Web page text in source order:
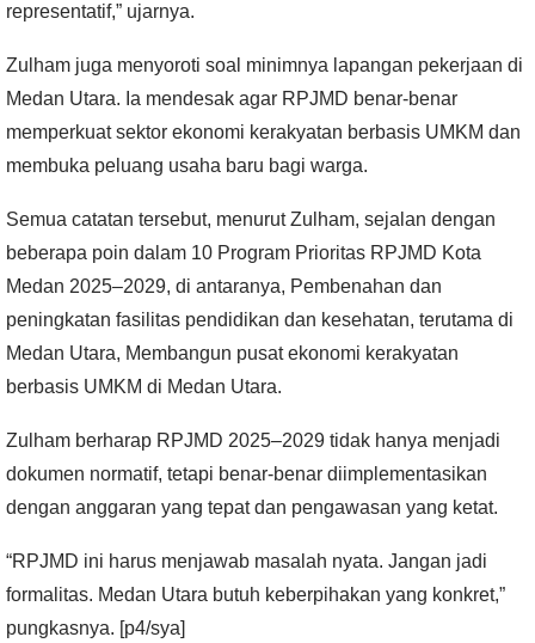
representatif,” ujarnya.
Zulham juga menyoroti soal minimnya lapangan pekerjaan di
Medan Utara. Ia mendesak agar RPJMD benar-benar
memperkuat sektor ekonomi kerakyatan berbasis UMKM dan
membuka peluang usaha baru bagi warga.
Semua catatan tersebut, menurut Zulham, sejalan dengan
beberapa poin dalam 10 Program Prioritas RPJMD Kota
Medan 2025–2029, di antaranya, Pembenahan dan
peningkatan fasilitas pendidikan dan kesehatan, terutama di
Medan Utara, Membangun pusat ekonomi kerakyatan
berbasis UMKM di Medan Utara.
Zulham berharap RPJMD 2025–2029 tidak hanya menjadi
dokumen normatif, tetapi benar-benar diimplementasikan
dengan anggaran yang tepat dan pengawasan yang ketat.
“RPJMD ini harus menjawab masalah nyata. Jangan jadi
formalitas. Medan Utara butuh keberpihakan yang konkret,”
pungkasnya. [p4/sya]